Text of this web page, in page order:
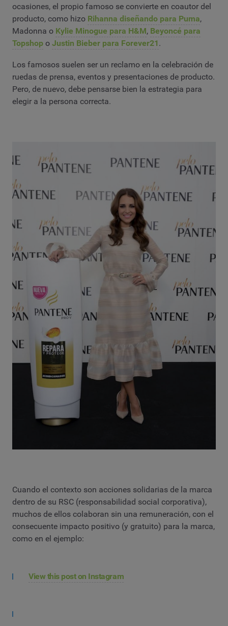
ocasiones, el propio famoso se convierte en coautor del
producto, como hizo Rihanna diseñando para Puma,
Madonna o Kylie Minogue para H&M, Beyoncé para
Topshop o Justin Bieber para Forever21 .
Los famosos suelen ser un reclamo en la celebración de
ruedas de prensa, eventos y presentaciones de producto.
Pero, de nuevo, debe pensarse bien la estrategia para
elegir a la persona correcta.
Cuando el contexto son acciones solidarias de la marca
dentro de su RSC (responsabilidad social corporativa),
muchos de ellos colaboran sin una remuneración, con el
consecuente impacto positivo (y gratuito) para la marca,
como en el ejemplo:
View this post on Instagram